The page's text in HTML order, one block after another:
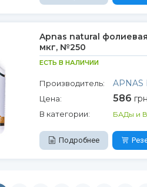
Apnas natural
мкг, №250
ЕСТЬ В НАЛИЧИИ
Производитель: APNAS
Цена: 586 грн
В категории: БАДы и
Подробнее